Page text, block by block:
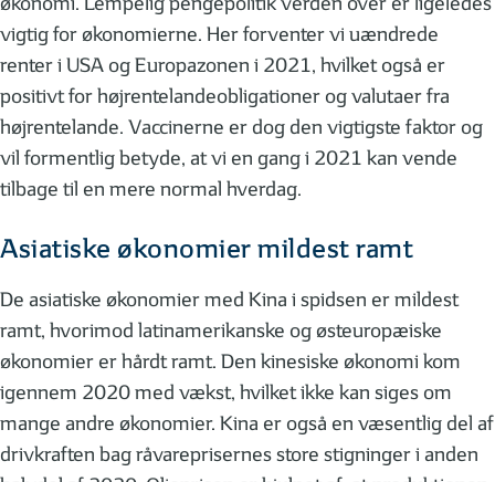
vigtig for økonomierne. Her forventer vi uændrede
renter i USA og Europazonen i 2021, hvilket også er
positivt for højrentelandeobligationer og valutaer fra
højrentelande. Vaccinerne er dog den vigtigste faktor og
vil formentlig betyde, at vi en gang i 2021 kan vende
tilbage til en mere normal hverdag.
Asiatiske økonomier mildest ramt
De asiatiske økonomier med Kina i spidsen er mildest
ramt, hvorimod latinamerikanske og østeuropæiske
økonomier er hårdt ramt. Den kinesiske økonomi kom
igennem 2020 med vækst, hvilket ikke kan siges om
mange andre økonomier. Kina er også en væsentlig del af
drivkraften bag råvareprisernes store stigninger i anden